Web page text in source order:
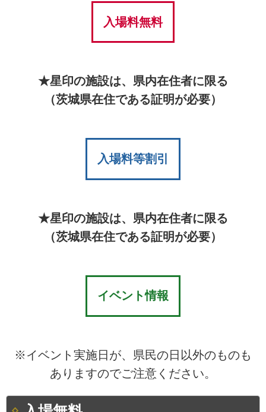
入場料無料
★星印の施設は、県内在住者に限る
（茨城県在住である証明が必要）
入場料等割引
★星印の施設は、県内在住者に限る
（茨城県在住である証明が必要）
イベント情報
※イベント実施日が、県民の日以外のものも
ありますのでご注意ください。